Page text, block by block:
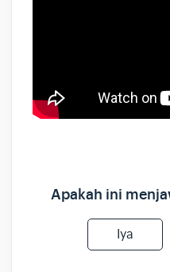
Apakah ini
Iya